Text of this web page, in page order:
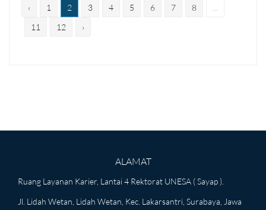
‹ 1 2 3 4 5 6 7 8
11
12 ›
ALAMAT
Ruang Layanan Karier, Lantai 4 Rektorat UNESA ( Sayap ).
Jl. Lidah Wetan, Lidah Wetan, Kec. Lakarsantri, Surabaya, Jawa